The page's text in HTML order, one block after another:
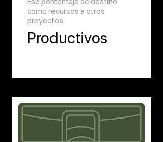
como recursos a otros
proyectos
Productivos